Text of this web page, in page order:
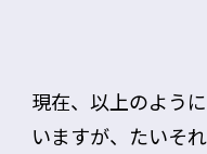
現在、以上のよう
いますが、たいそ